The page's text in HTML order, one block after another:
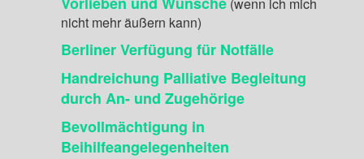
(wenn ich mich
nicht mehr äußern kann)
Berliner Verfügung für Notfälle
Handreichung Palliative Begleitung
durch An- und Zugehörige
Bevollmächtigung in
Beihilfeangelegenheiten